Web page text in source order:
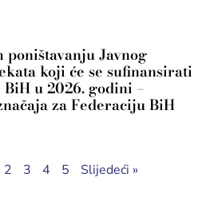
Javnog
koji će se sufinansirati
u 2026. godini –
za Federaciju BiH
2 3 4 5 Slijedeći »